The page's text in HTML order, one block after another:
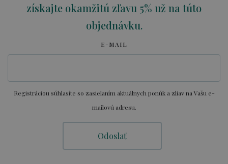
získajte okamžitú zľavu 5% už na túto
objednávku.
E-MAIL
Registráciou súhlasíte so zasielaním aktuálnych ponúk a zliav na Vašu e-
mailovú adresu.